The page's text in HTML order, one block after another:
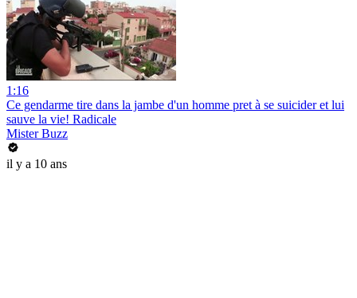
1:16
Ce gendarme tire dans la jambe d'un homme pret à se suicider et lui
sauve la vie! Radicale
Mister Buzz
il y a 10 ans